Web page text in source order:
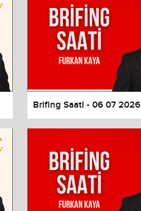
Brifing Saati - 06 07 2026